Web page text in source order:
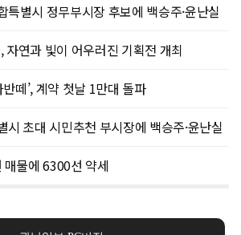
특별시 정무부시장 후보에 백승주·윤난실
자연과 빛이 어우러진 기획전 개최
떼’, 계약 첫날 1만대 돌파
시 초대 시민추천 부시장에 백승주·윤난실
물에 6300선 약세